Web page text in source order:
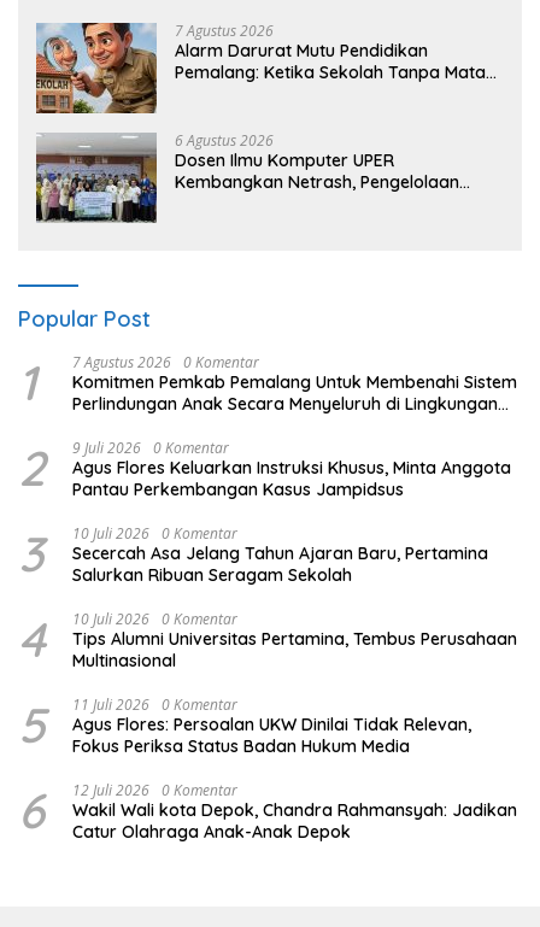
7 Agustus 2026
Alarm Darurat Mutu Pendidikan
Pemalang: Ketika Sekolah Tanpa Mata
6 Agustus 2026
Dosen Ilmu Komputer UPER
Kembangkan Netrash, Pengelolaan
Popular Post
1 7 Agustus 2026 0 Komentar
Komitmen Pemkab Pemalang Untuk Membenahi Sistem
Perlindungan Anak Secara Menyeluruh di Lingkungan
2 9 Juli 2026 0 Komentar
Agus Flores Keluarkan Instruksi Khusus, Minta Anggota
Pantau Perkembangan Kasus Jampidsus
3 10 Juli 2026 0 Komentar
Secercah Asa Jelang Tahun Ajaran Baru, Pertamina
Salurkan Ribuan Seragam Sekolah
4 10 Juli 2026 0 Komentar
Tips Alumni Universitas Pertamina, Tembus Perusahaan
Multinasional
5 11 Juli 2026 0 Komentar
Agus Flores: Persoalan UKW Dinilai Tidak Relevan,
Fokus Periksa Status Badan Hukum Media
6 12 Juli 2026 0 Komentar
Wakil Wali kota Depok, Chandra Rahmansyah: Jadikan
Catur Olahraga Anak-Anak Depok